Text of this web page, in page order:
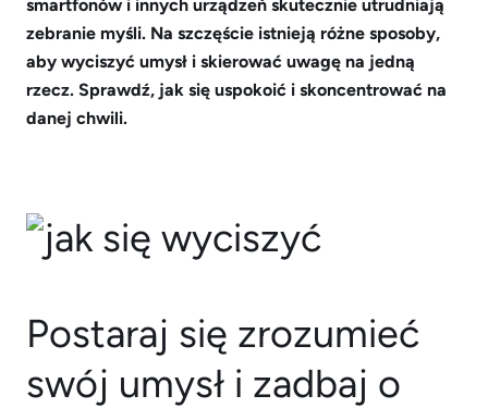
smartfonów i innych urządzeń skutecznie utrudniają
zebranie myśli. Na szczęście istnieją różne sposoby,
aby wyciszyć umysł i skierować uwagę na jedną
rzecz. Sprawdź, jak się uspokoić i skoncentrować na
danej chwili.
Postaraj się zrozumieć
swój umysł i zadbaj o